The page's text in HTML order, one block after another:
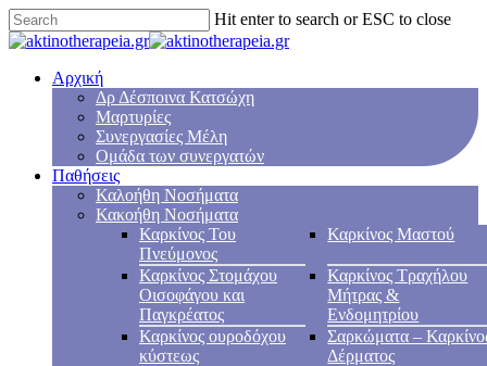
Hit enter to search or ESC to close
Αρχική
Δρ Δέσποινα Κατσώχη
Μαρτυρίες
Συνεργασίες Μέλη
Ομάδα των συνεργατών
Παθήσεις
Καλοήθη Νοσήματα
Κακοήθη Νοσήματα
Καρκίνος Του
Πνεύμονος
Καρκίνος Μαστού
Καρκίνος Στομάχου
Οισοφάγου και
Παγκρέατος
Καρκίνος Τραχήλου
Μήτρας &
Ενδομητρίου
Καρκίνος ουροδόχου
κύστεως
Σαρκώματα –
Δέρματος